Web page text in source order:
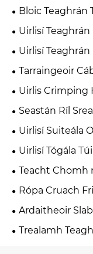
Bloic Teaghrán
Uirlisí
Uirlisí Teaghrán
Tarraingeoir
Uirlis Crimping
Seastán Ríl
Uirlisí Suiteála
Uirlisí Tógála
Teacht Chomh
Rópa Cruach
Ardaitheoir
Trealamh